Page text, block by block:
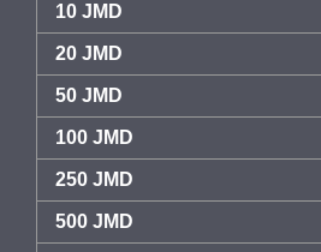
10 JMD
20 JMD
50 JMD
100 JMD
250 JMD
500 JMD